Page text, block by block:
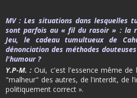
MV :Les situations dans lesquelles
sont parfois au « fil du rasoir » : la
Jeu, le cadeau tumultueux de
dénonciation des méthodes
l'humour ?
Y.P-M. :Oui, c'est l'essence même
"malheur" des autres, de l'interdit, de
politiquement correct ».